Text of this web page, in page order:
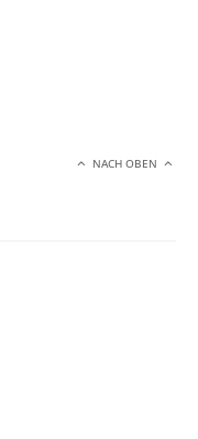
NACH OBEN